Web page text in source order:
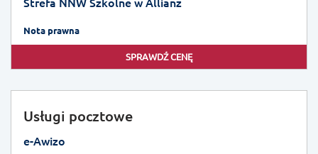
Nota prawna
SPRAWDŹ CENĘ
Usługi pocztowe
e-Awizo